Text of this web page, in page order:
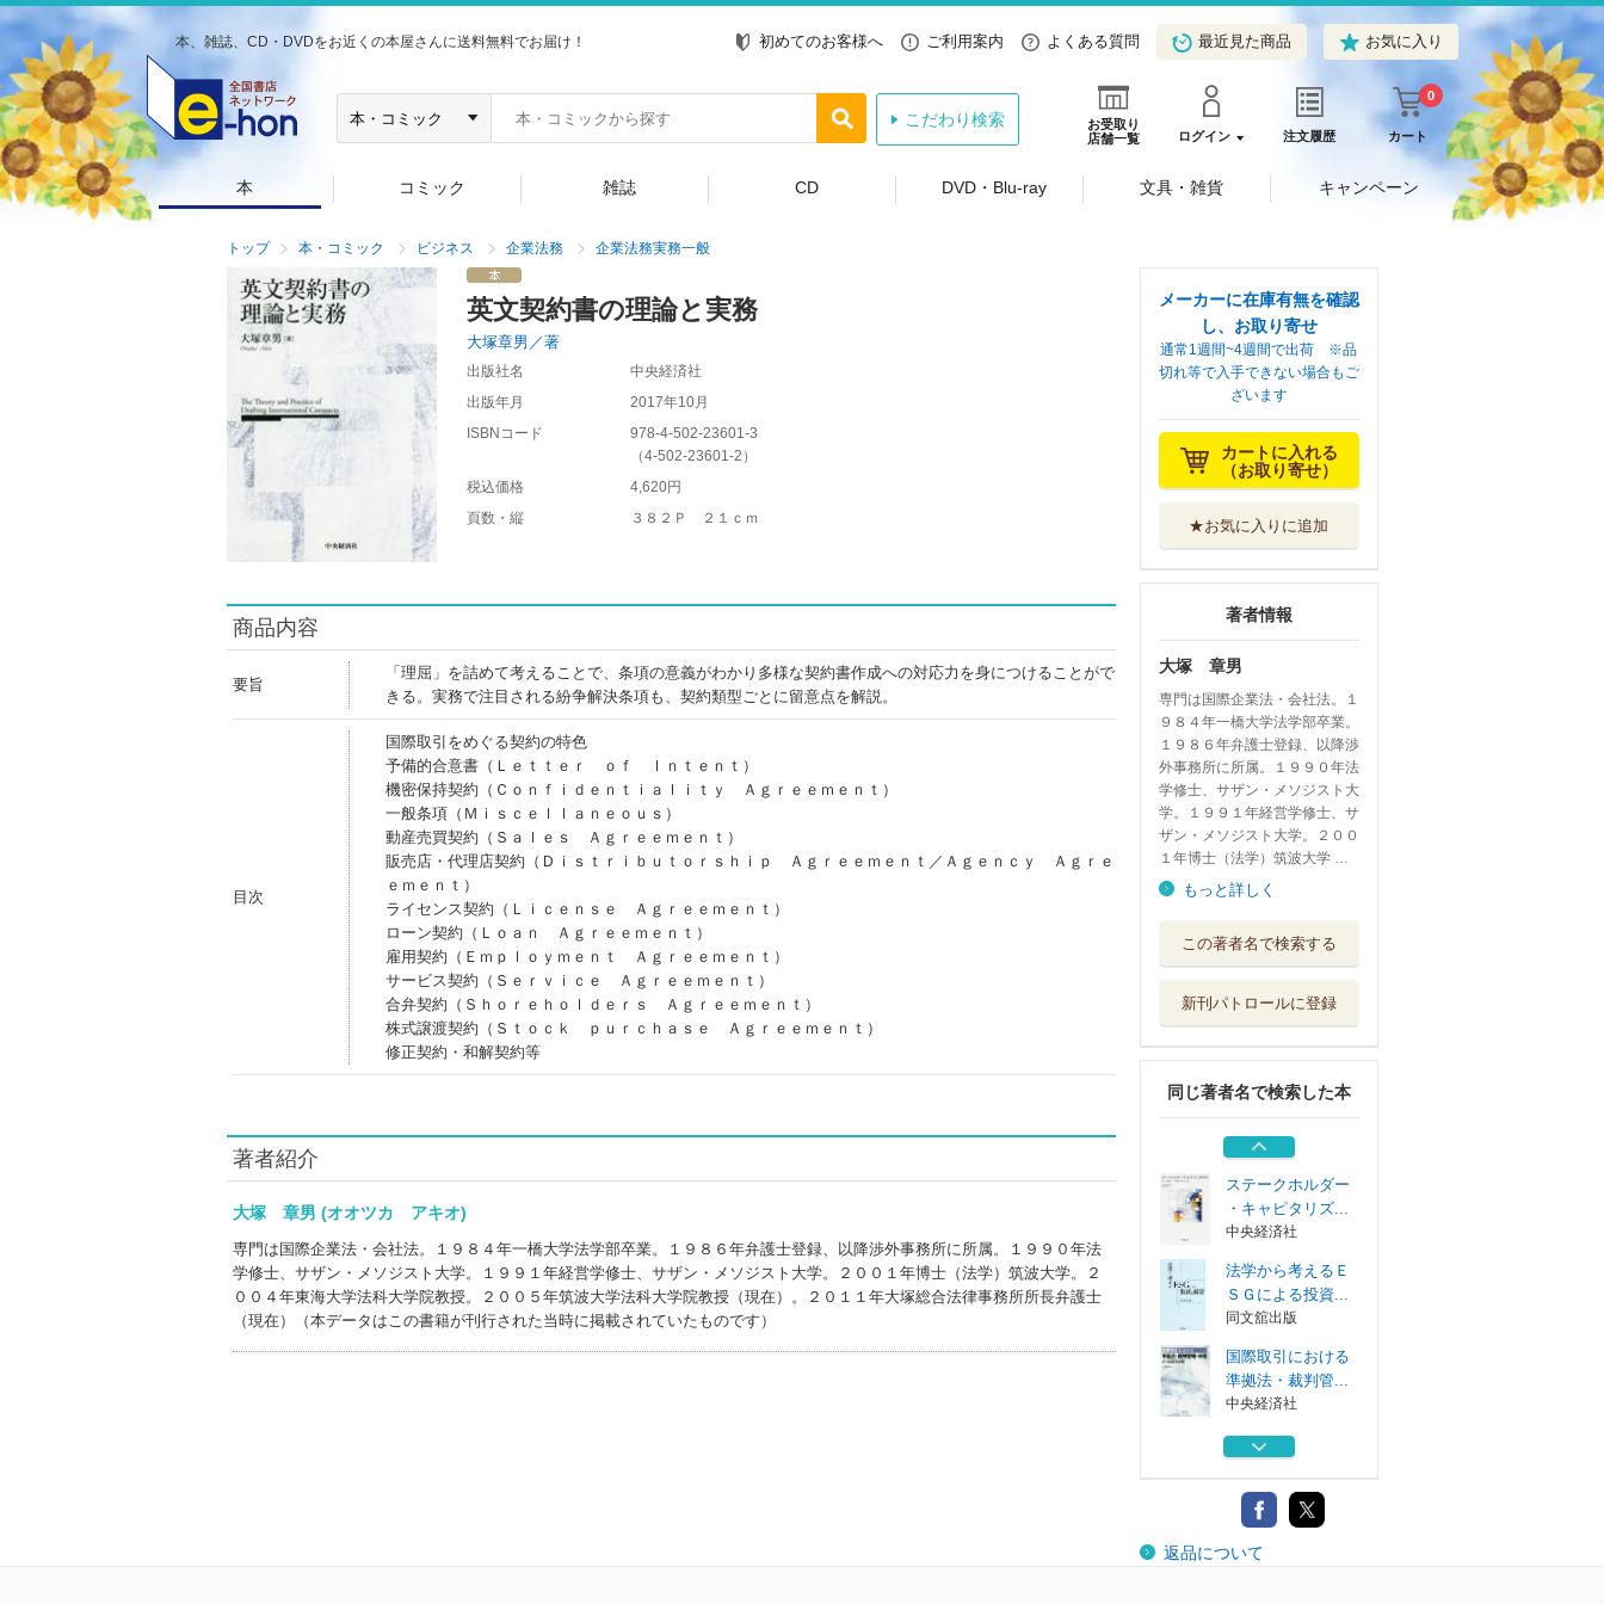
本、雑誌、CD・DVDをお近くの本屋さんに送料無料でお届け！ 初めてのお客様へ ご利用案内 よくある質問 最近見た商品 お気に入り
お受取り
店舗一覧
ログイン 注文履歴 カート
0
こだわり検索
本 コミック 雑誌 CD DVD・Blu-ray 文具・雑貨 キャンペーン
トップ 本・コミック ビジネス 企業法務 企業法務実務一般
英文契約書の理論と実務
大塚章男／著
出版社名
中央経済社
出版年月
2017年10月
ISBNコード
978-4-502-23601-3
（4-502-23601-2 ）
税込価格
4,620円
頁数・縦
３８２Ｐ ２１ｃｍ
商品内容
要旨
「理屈」を詰めて考えることで、条項の意義がわかり多様な契約書作成への対応力を身につけることがで
きる。実務で注目される紛争解決条項も、契約類型ごとに留意点を解説。
目次
国際取引をめぐる契約の特色
予備的合意書（Ｌｅｔｔｅｒ ｏｆ Ｉｎｔｅｎｔ）
機密保持契約（Ｃｏｎｆｉｄｅｎｔｉａｌｉｔｙ Ａｇｒｅｅｍｅｎｔ）
一般条項（Ｍｉｓｃｅｌｌａｎｅｏｕｓ）
動産売買契約（Ｓａｌｅｓ Ａｇｒｅｅｍｅｎｔ）
販売店・代理店契約（Ｄｉｓｔｒｉｂｕｔｏｒｓｈｉｐ Ａｇｒｅｅｍｅｎｔ／Ａｇｅｎｃｙ Ａｇｒｅ
ｅｍｅｎｔ）
ライセンス契約（Ｌｉｃｅｎｓｅ Ａｇｒｅｅｍｅｎｔ）
ローン契約（Ｌｏａｎ Ａｇｒｅｅｍｅｎｔ）
雇用契約（Ｅｍｐｌｏｙｍｅｎｔ Ａｇｒｅｅｍｅｎｔ）
サービス契約（Ｓｅｒｖｉｃｅ Ａｇｒｅｅｍｅｎｔ）
合弁契約（Ｓｈｏｒｅｈｏｌｄｅｒｓ Ａｇｒｅｅｍｅｎｔ）
株式譲渡契約（Ｓｔｏｃｋ ｐｕｒｃｈａｓｅ Ａｇｒｅｅｍｅｎｔ）
修正契約・和解契約等
著者紹介
大塚 章男 (オオツカ アキオ)
専門は国際企業法・会社法。１９８４年一橋大学法学部卒業。１９８６年弁護士登録、以降渉外事務所に所属。１９９０年法
学修士、サザン・メソジスト大学。１９９１年経営学修士、サザン・メソジスト大学。２００１年博士（法学）筑波大学。２
００４年東海大学法科大学院教授。２００５年筑波大学法科大学院教授（現在）。２０１１年大塚総合法律事務所所長弁護士
（現在）（本データはこの書籍が刊行された当時に掲載されていたものです）
メーカーに在庫有無を確認
し、お取り寄せ
通常1週間~4週間で出荷 ※品
切れ等で入手できない場合もご
ざいます
カートに入れる
（お取り寄せ）
★お気に入りに追加
著者情報
大塚 章男
専門は国際企業法・会社法。１
９８４年一橋大学法学部卒業。
１９８６年弁護士登録、以降渉
外事務所に所属。１９９０年法
学修士、サザン・メソジスト大
学。１９９１年経営学修士、サ
ザン・メソジスト大学。２００
１年博士（法学）筑波大学 …
もっと詳しく
この著者名で検索する
新刊パトロールに登録
同じ著者名で検索した本
ＳＧによる投資...
国際取引における
中央経済社
ケースブック国際
取引法
青林書院
ステークホルダー
・キャピタリズ...
中央経済社
法学から考えるＥ
ＳＧによる投資...
同文舘出版
国際取引における
準拠法・裁判管...
中央経済社
ケースブック国際
青林書院
ステークホルダー
・キャピタリズ...
返品について